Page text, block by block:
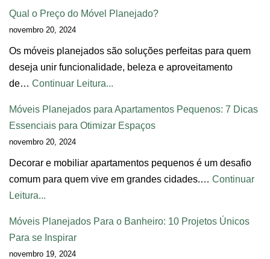
Qual o Preço do Móvel Planejado?
novembro 20, 2024
Os móveis planejados são soluções perfeitas para quem
deseja unir funcionalidade, beleza e aproveitamento
de… Continuar Leitura...
Móveis Planejados para Apartamentos Pequenos: 7 Dicas
Essenciais para Otimizar Espaços
novembro 20, 2024
Decorar e mobiliar apartamentos pequenos é um desafio
comum para quem vive em grandes cidades.… Continuar
Leitura...
Móveis Planejados Para o Banheiro: 10 Projetos Únicos
Para se Inspirar
novembro 19, 2024